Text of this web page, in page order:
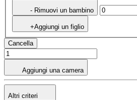
- Rimuovi un bambino
+Aggiungi un figlio
Cancella
Aggiungi una camera
Altri criteri